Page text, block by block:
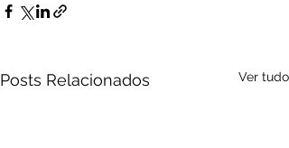
Posts Relacionados Ver tudo